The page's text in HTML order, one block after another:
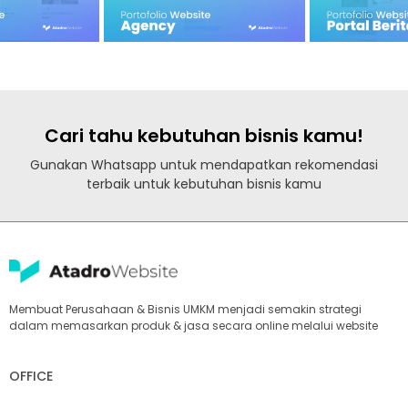
Cari tahu kebutuhan bisnis kamu!
Gunakan Whatsapp untuk mendapatkan rekomendasi
terbaik untuk kebutuhan bisnis kamu
Membuat Perusahaan & Bisnis UMKM menjadi semakin strategi
dalam memasarkan produk & jasa secara online melalui website
OFFICE